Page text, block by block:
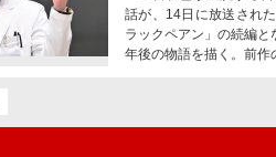
話が、14日に放送され
ラックペアン」の続編
年後の物語を描く。前作